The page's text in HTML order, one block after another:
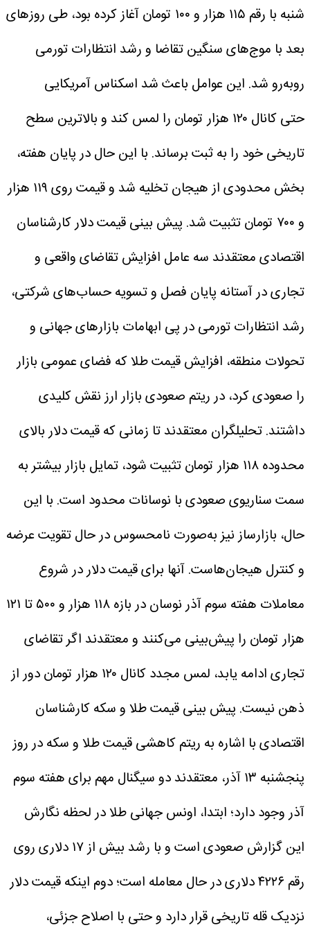
شنبه با رقم ۱۱۵ هزار و ۱۰۰ تومان آغاز کرده بود، طی روزهای
بعد با موج‌های سنگین تقاضا و رشد انتظارات تورمی
روبه‌رو شد. این عوامل باعث شد اسکناس آمریکایی
حتی کانال ۱۲۰ هزار تومان را لمس کند و بالاترین سطح
تاریخی خود را به ثبت برساند. با این حال در پایان هفته،
بخش محدودی از هیجان تخلیه شد و قیمت روی ۱۱۹ هزار
و ۷۰۰ تومان تثبیت شد.
پیش بینی قیمت دلارکارشناسان
اقتصادی معتقدند سه عامل افزایش تقاضای واقعی و
تجاری در آستانه پایان فصل و تسویه‌ حساب‌های شرکتی،
رشد انتظارات تورمی در پی ابهامات بازارهای جهانی و
تحولات منطقه، افزایش قیمت طلا که فضای عمومی بازار
را صعودی کرد، در ریتم صعودی بازار ارز نقش کلیدی
داشتند.تحلیلگران معتقدند تا زمانی که قیمت دلار بالای
محدوده ۱۱۸ هزار تومان تثبیت شود، تمایل بازار بیشتر به
سمت سناریوی صعودی با نوسانات محدود است. با این
حال، بازارساز نیز به‌صورت نامحسوس در حال تقویت عرضه
و کنترل هیجان‌هاست.آنها برای قیمت دلار در شروع
معاملات هفته سوم آذر نوسان در بازه ۱۱۸ هزار و ۵۰۰ تا ۱۲۱
هزار تومان را پیش‌بینی می‌کنند و معتقدند اگر تقاضای
تجاری ادامه یابد، لمس مجدد کانال ۱۲۰ هزار تومان دور از
ذهن نیست. پیش ‌بینی قیمت طلا و سکهکارشناسان
اقتصادی با اشاره به ریتم کاهشی قیمت طلا و سکه در روز
پنجشنبه ۱۳ آذر، معتقدند دو سیگنال مهم برای هفته سوم
آذر وجود دارد؛ ابتدا، اونس جهانی طلا در لحظه نگارش
این گزارش صعودی است و با رشد بیش از ۱۷ دلاری روی
رقم ۴۲۲۶ دلاری در حال معامله است؛ دوم اینکه قیمت دلار
نزدیک قله تاریخی قرار دارد و حتی با اصلاح جزئی،